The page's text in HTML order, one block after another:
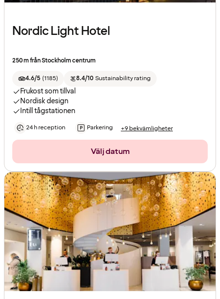
Nordic Light Hotel
250 m från Stockholm centrum
4.6/5 (1185) 8.4/10 Sustainability rating
Frukost som tillval
Nordisk design
Intill tågstationen
24 h reception Parkering +9 bekvämligheter
Välj datum